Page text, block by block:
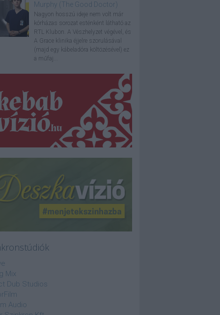
Murphy (The Good Doctor)
Nagyon hosszú ideje nem volt már
kórházas sorozat esténként látható az
RTL Klubon. A Vészhelyzet végével, és
A Grace klinika éjjelre szorulásával
(majd egy kábeladóra költözésével) ez
a műfaj...
Mix
Dub Studios
Audio